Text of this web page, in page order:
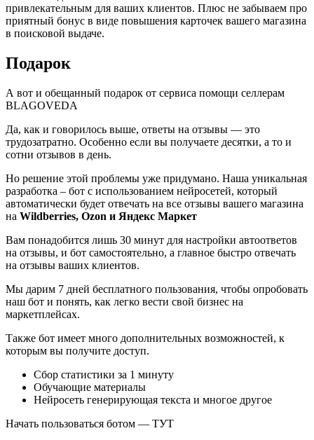
привлекательным для ваших клиентов. Плюс не забываем про
приятный бонус в виде повышения карточек вашего магазина
в поисковой выдаче.
Подарок
А вот и обещанный подарок от сервиса помощи селлерам
BLAGOVEDA
Да, как и говорилось выше, ответы на отзывы — это
трудозатратно. Особенно если вы получаете десятки, а то и
сотни отзывов в день.
Но решение этой проблемы уже придумано. Наша уникальная
разработка – бот с использованием нейросетей, который
автоматически будет отвечать на все отзывы вашего магазина
на Wildberries, Ozon и Яндекс Маркет
Вам понадобится лишь 30 минут для настройки автоответов
на отзывы, и бот самостоятельно, а главное быстро отвечать
на отзывы ваших клиентов.
Мы дарим 7 дней бесплатного пользования, чтобы опробовать
наш бот и понять, как легко вести свой бизнес на
маркетплейсах.
Также бот имеет много дополнительных возможностей, к
которым вы получите доступ.
Сбор статистики за 1 минуту
Обучающие материалы
Нейросеть генерирующая текста и многое другое
Начать пользоваться ботом — ТУТ